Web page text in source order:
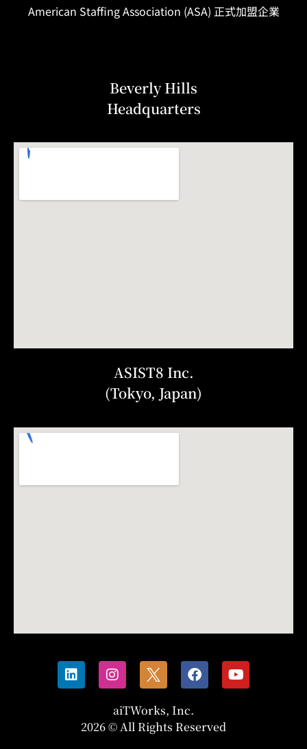
American StaffingAssociation (ASA) 正式加盟企業
Beverly Hills
Headquarters
ASIST8 Inc.
(Tokyo, Japan)
aiTWorks, Inc.
2026 © All Rights Reserved